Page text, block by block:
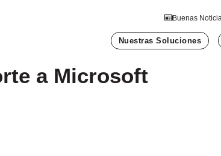
Buenas
Nuestras Soluciones
a Microsoft